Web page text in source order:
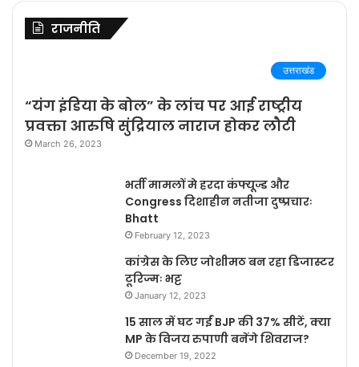
राजनीति
उत्तराखंड
“यंग इंडिया के बोल” के लांच पर आई राष्ट्रीय
प्रवक्ता आरुषि सुंद्रियाल नाराज होकर लौटी
March 26, 2023
भर्ती मामलों मे हरदा कंफ्यूज्ड और
Congress दिशाहीन नतीजा दुष्प्रचारः
Bhatt
February 12, 2023
कांग्रेस के लिए जोशीमठ बन रहा डिजास्टर
टूरिज्मः भट्ट
January 12, 2023
15 साल में घट गईं BJP की 37% सीटें, क्या
MP के विजय रुपाणी बनेंगे शिवराज?
December 19, 2022